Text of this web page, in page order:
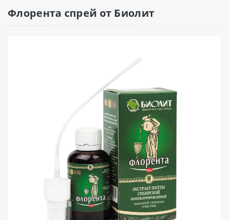
Флорента спрей от Биолит